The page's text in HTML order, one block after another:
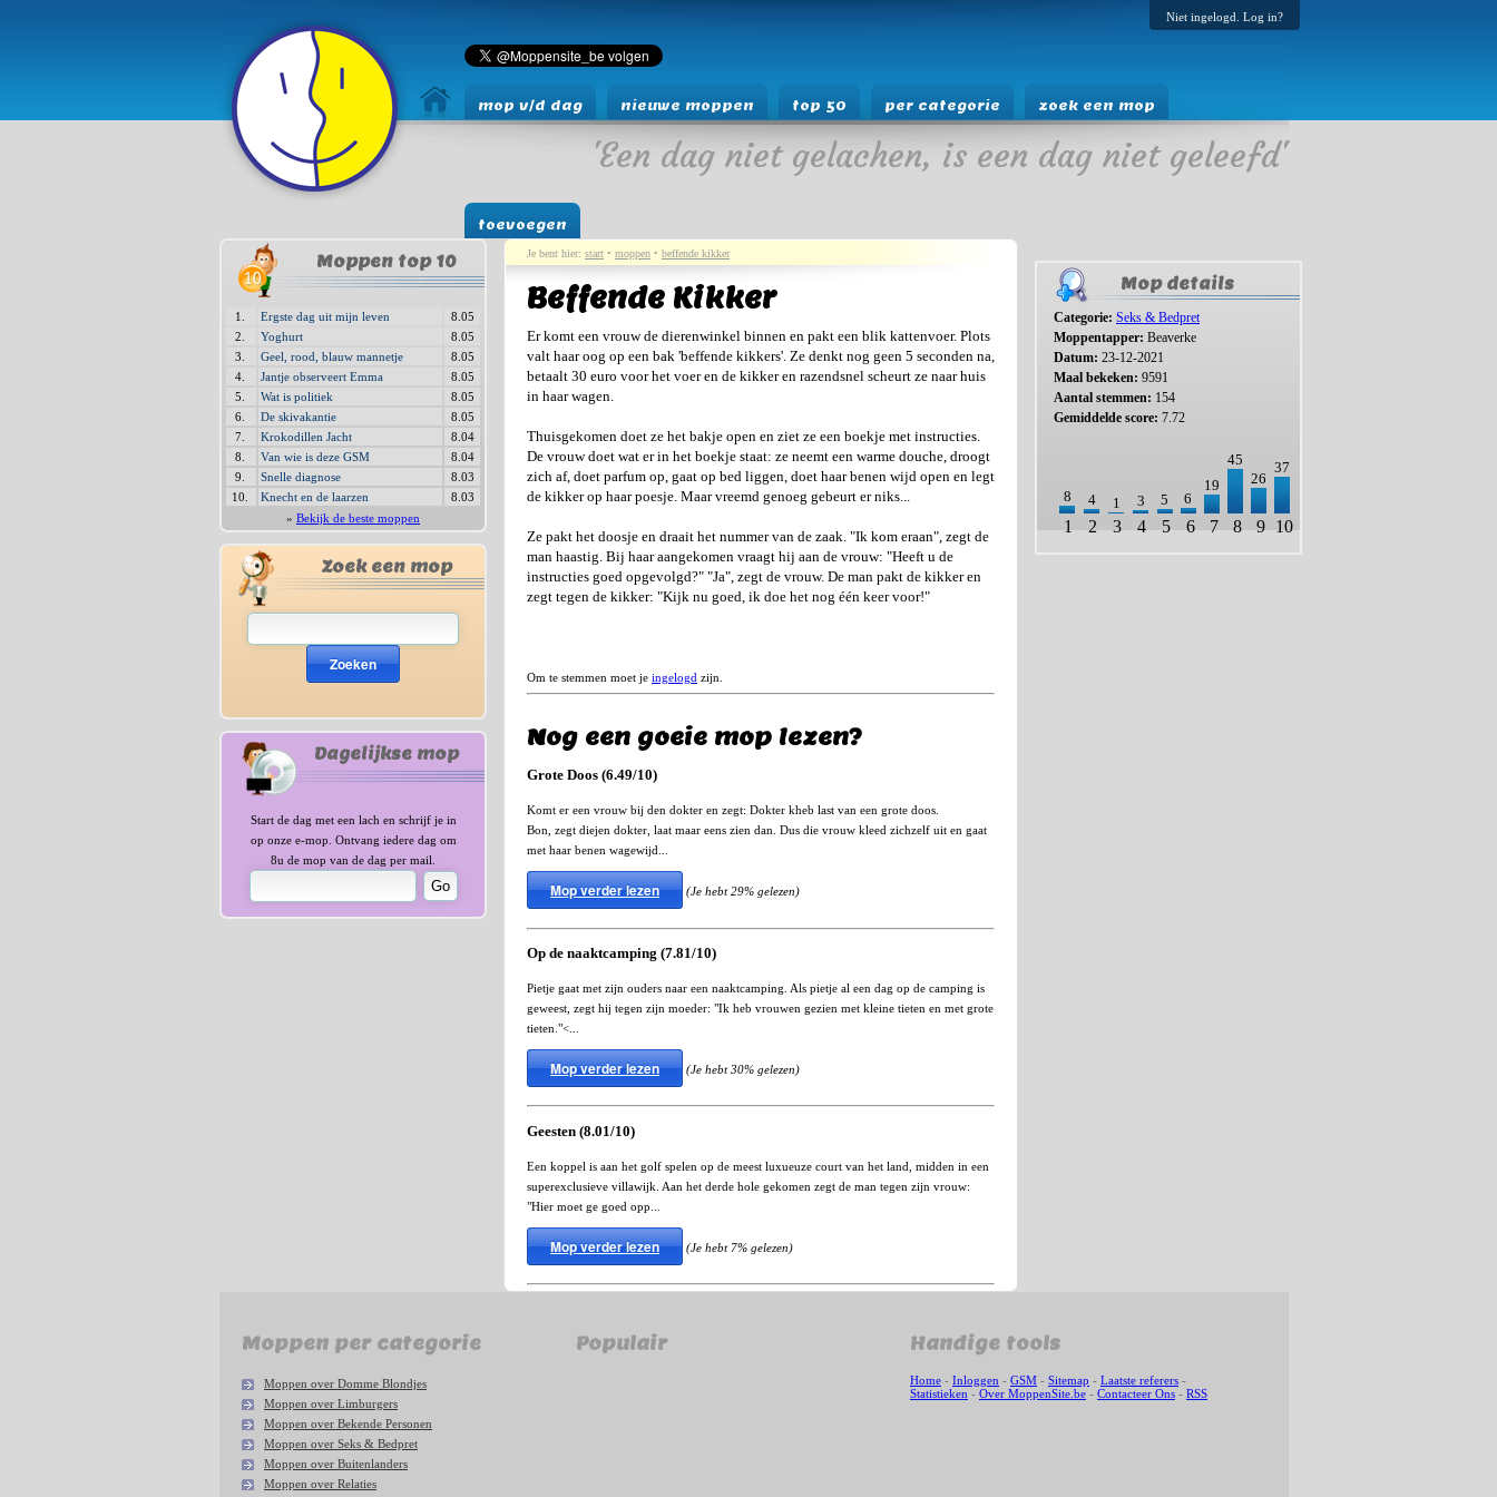
Niet ingelogd. Log in?
mop v/d dag nieuwe moppen top 50 per categorie zoek een mop
toevoegen
'Een dag niet gelachen, is een dag niet geleefd'
Moppen top 10
1. Ergste dag uit mijn leven
8.05
2.
Yoghurt
8.05
3.
Geel, rood, blauw mannetje
8.05
4.
Jantje observeert Emma
8.05
5.
Wat is politiek
8.05
6.
De skivakantie
8.05
7.
Krokodillen Jacht
8.04
8.
Van wie is deze GSM
8.04
9.
Snelle diagnose
8.03
10.
Knecht en de laarzen
8.03
» Bekijk de beste moppen
Zoek een mop
Zoeken
Dagelijkse mop
Start de dag met een lach en schrijf je in
op onze e-mop. Ontvang iedere dag om
8u de mop van de dag per mail.
Je bent hier: start • moppen • beffende kikker
Beffende Kikker
Er komt een vrouw de dierenwinkel binnen en pakt een blik kattenvoer. Plots
valt haar oog op een bak 'beffende kikkers'. Ze denkt nog geen 5 seconden na,
betaalt 30 euro voor het voer en de kikker en razendsnel scheurt ze naar huis
in haar wagen.
Thuisgekomen doet ze het bakje open en ziet ze een boekje met instructies.
De vrouw doet wat er in het boekje staat: ze neemt een warme douche, droogt
zich af, doet parfum op, gaat op bed liggen, doet haar benen wijd open en legt
de kikker op haar poesje. Maar vreemd genoeg gebeurt er niks...
Ze pakt het doosje en draait het nummer van de zaak. "Ik kom eraan", zegt de
man haastig. Bij haar aangekomen vraagt hij aan de vrouw: "Heeft u de
instructies goed opgevolgd?" "Ja", zegt de vrouw. De man pakt de kikker en
zegt tegen de kikker: "Kijk nu goed, ik doe het nog één keer voor!"
Om te stemmen moet je ingelogd zijn.
Nog een goeie mop lezen?
Grote Doos (6.49/10)
Komt er een vrouw bij den dokter en zegt: Dokter kheb last van een grote doos.
Bon, zegt diejen dokter, laat maar eens zien dan. Dus die vrouw kleed zichzelf uit en gaat
met haar benen wagewijd...
Mop verder lezen (Je hebt 29% gelezen)
Op de naaktcamping (7.81/10)
Pietje gaat met zijn ouders naar een naaktcamping. Als pietje al een dag op de camping is
geweest, zegt hij tegen zijn moeder: "Ik heb vrouwen gezien met kleine tieten en met grote
tieten."<...
Mop verder lezen (Je hebt 30% gelezen)
Geesten (8.01/10)
Een koppel is aan het golf spelen op de meest luxueuze court van het land, midden in een
superexclusieve villawijk. Aan het derde hole gekomen zegt de man tegen zijn vrouw:
"Hier moet ge goed opp...
Mop verder lezen (Je hebt 7% gelezen)
Mop details
Categorie: Seks & Bedpret
Moppentapper: Beaverke
Datum: 23-12-2021
Maal bekeken: 9591
Aantal stemmen: 154
Gemiddelde score: 7.72
8 4 1 3 5 6
19
45
26
37
1 2 3 4 5 6 7 8 9 10
Moppen per categorie
Moppen over Domme Blondjes
Moppen over Limburgers
Moppen over Bekende Personen
Moppen over Seks & Bedpret
Moppen over Buitenlanders
Moppen over Relaties
Populair Handige tools
Home - Inloggen - GSM - Sitemap - Laatste referers -
Statistieken - Over MoppenSite.be - Contacteer Ons - RSS